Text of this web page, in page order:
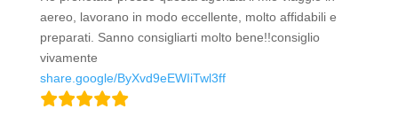
aereo, lavorano in modo eccellente, molto affidabili e
preparati. Sanno consigliarti molto bene!!consiglio
vivamente
share.google/ByXvd9eEWIiTwl3ff